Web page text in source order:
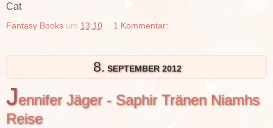
Cat
Fantasy Books um 13:10 1 Kommentar:
8. SEPTEMBER 2012
Jennifer Jäger - Saphir Tränen Niamhs
Reise